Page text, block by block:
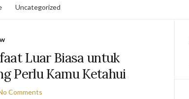
Uncategorized
Luar Biasa untuk
Perlu Kamu Ketahui
Comments